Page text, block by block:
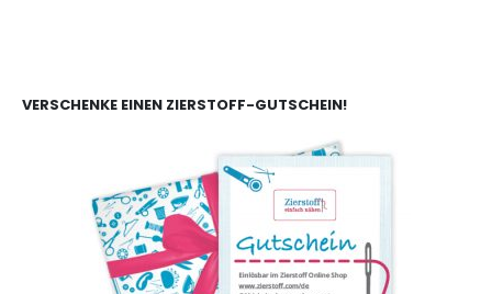
VERSCHENKE EINEN ZIERSTOFF-GUTSCHEIN!